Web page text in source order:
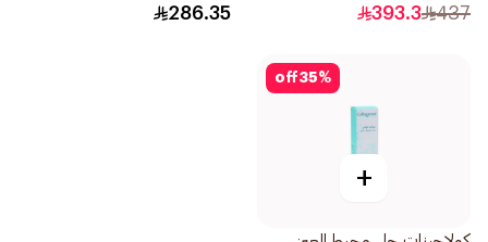
437
393.3
286.35
35%
off
+